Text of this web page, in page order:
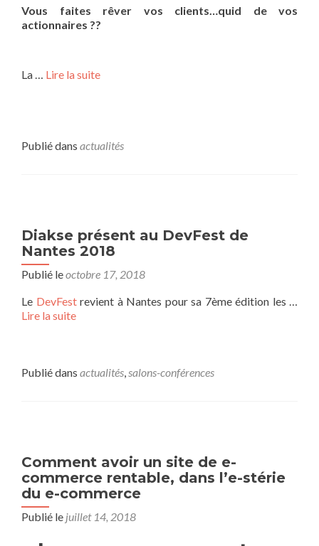
Vous faites rêver vos clients…quid de vos
actionnaires ??
La … Lire la suite
Publié dans actualités
Diakse présent au DevFest de
Nantes 2018
Publié leoctobre 17, 2018
Le DevFestrevient à Nantes pour sa 7ème édition les …
Lire la suite
Publié dans actualités,salons-conférences
Comment avoir un site de e-
commerce rentable, dans l’e-stérie
du e-commerce
Publié le juillet 14, 2018